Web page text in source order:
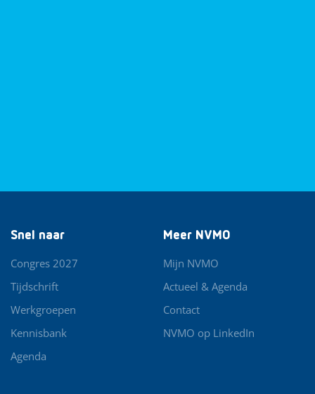
Snel naar
Congres 2027
Tijdschrift
Werkgroepen
Kennisbank
Agenda
Meer NVMO
Mijn NVMO
Actueel & Agenda
Contact
NVMO op LinkedIn